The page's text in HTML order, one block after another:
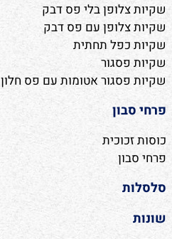
שקיות צלופן בלי פס דבק
שקיות צלופן עם פס דבק
שקיות כפל תחתית
שקיות פסגור
שקיות פסגור אטומות עם פס חלון
פרחי סבון
כוסות זכוכית
פרחי סבון
סלסלות
שונות